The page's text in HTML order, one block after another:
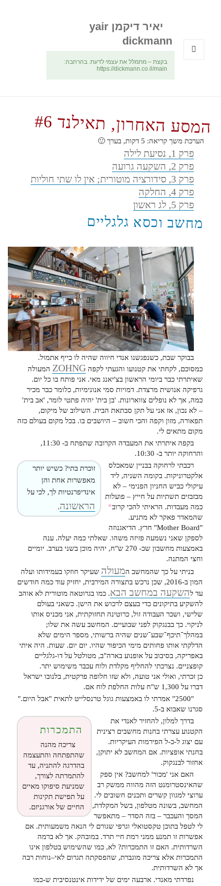
יאיר דיקמן yair
dickmann
בקצת – מתמלל את עצמי לדעת. בהרחבה:
https://dickmann.co.il/main
המסע האחרון, תאילנד #6
הערכת משך קריאה: 5 דקות, בערך 🙂
פרק 1, נסיעת לילה
פרק 2, השקעה גרועה
פרק 3, סידורציה מוטורית; אין לו שתי חוליות
פרק 4, החלקה
פרק 5, לג ראשון
מחשב וכסא גלגליים
בבוקר שבת, כשנפגשנו אנדי חיווה שהיה לו כייף אתמול.
כמסוכם, לקחתי את קטנועו והגעתי לקפהZOHNG המעולה
שאיתרתי כבר ביומי הראשון בצ'יאנג מאי. אני פותח בו כל יום.
גרפיקה אנושית מרצדת. דמויות סמי אנונימיות, כלומר כבר מכיר
כמה, אך לא נופלים צווארונות. 'בן בית' יהיה פתטי לומר, 'אב בית'
– לא נכון, אז אני על תקן סבתאת הבית. השילוב של מיקום,
תפאורה, מזון וקפה והכי חשוב – היושבים בו. בכל מקום בעולם כזה
מקום מתאים לי.
בקפה איתרתי את המעבדה הקרובה שתפתח ב- 11:30,
והרחוקה יותר ב- 10:30.
זוכרת בתי? כשיש יותר
מאפשרות אחת והן
אינדיפרנטיות לך, לכי על
הראשונה.
רכבתי לרחוקה בבניין שמאכלס
אלקטרוניקות. בקומה השניה, ליד
עיקולי כביש החניון הפנימי – לא
מבזבזים תשתיות על חייץ – פועלות
כמה מעבדות. הראיתי להכי קרוב*
שהמאדר פאקר לא מתניע.
"Mother Board" חרץ. הדיאגנוזה
לספקן שאני נשמעה פזיזה משהו. שאלתי כמה יעלה. ענה
באמצעות מחשבון שכ- 270 ש"ח, יהיה מוכן בשני בערב. יומיים
וחצי המתנה.
בניתי על כך שהמחשב המעולה שעיקר חוזקו בעמידותו ועלה
המון ב-2016, שכן נרכש בתצורה המירבית, יחזיק עוד כמה חודשים
עד להשקעה במחשב הבא. כמו בגרוטאה מוטורית לא אוהב
להשקיע בתיקונים כדי בעצם לרכוש את הישן. כשאני בעולם
שלישי, ושכר העבודה זול, כרוטינה תחזוקתית, אני מכניס אותו
לניקוי. כך בבנגקוק לפני שבועיים. המחשב עשה את שלו;
במהלך־תיכף־שבע־שנים שהיה ברשותי, מספר הימים שלא
הדלקתי אותו פחותים מימי הכיפור שהיו. יום יום. שעות. היה איתי
באפריקה, בסיבוב על אופנוע בארה"ב, מטולטל על דו-גלגליים
קופצניים. נצרכתי להחליף מקלדת ולוח עכבר משימוש יתר.
כן זכרתי, ואולי אני טועה, ולא שזו חלופה פרקטית, בלנובו ישראל
דברו על 1,300 ש"ח עלות החלפת לוח אם.
"2500" אמרתי לו באמצעות גוגל טרנסלייט לתאית "אבל היום."
סגרנו שאבוא ב-5.
התמכרות
צריכה מהנה
שהתפתחה והתעצמה
בהדרגה להתניה, עד
להתמרתה לצורך,
שמניעת סיפוקו מאיים
על תפישת תקינות
החיים של אורגניזם.
בדרך למלון, להחזיר לאנדי את
הקטנוע עצרתי בחנות מחשבים רצינית
עם יצוג ל-כ-ל הפירמות העיקריות.
בחנתי אופציות. אם המחשב לא יתוקן,
אחזור לבנגקוק.
האם אני 'מכור' למחשב? אין ספק
שהאינסטרומנט הזה מהווה ממשק רב
ערוצי למגוון קשרים ותכנים חשובים לי.
המחשב, בשונה מטלפון, בשל המקלדת,
המסך והעכבר – בזה הסדר – מתאפשר
לי לטפל בתוכן טקסטואלי וגרפי שגורם לי הנאה משמעותית. אם
אפשרות זו תמנע ממני רמת חיי תרד. במובהק. אך לא ברמה
השרדותית. האם זו התמכרות? לא, כמו שהשימוש בטלפון אינו
התמכרות אלא צריכה מוגברת, שהפסקתה תגרום לאי–נוחות רבה
אך לא השרדותית.
נפרדתי מאנדי. ארבעה ימים של ידידות אינטנסיבית ש-כמו